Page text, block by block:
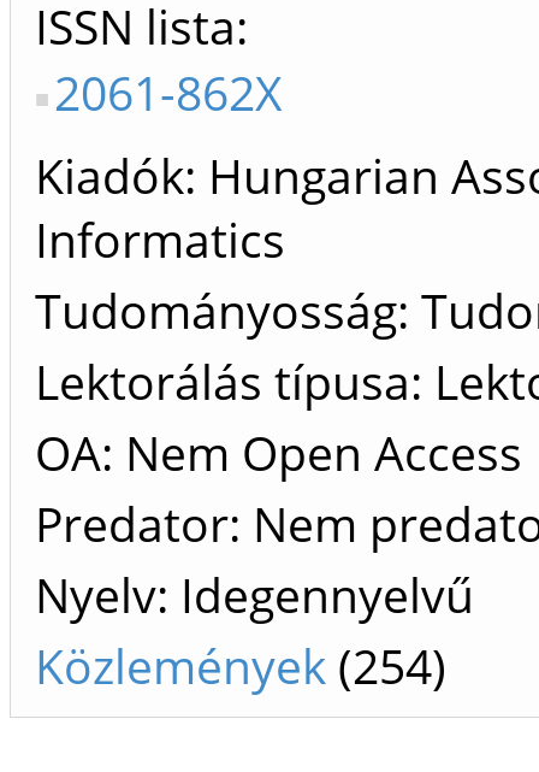
ISSN lista
2061-862X
Kiadók Hungarian
Informatics
Tudományosság:
Lektorálás típusa:
OA: Nem Open Access
Predator: Nem
Nyelv: Idegennyelvű
Közlemények (254)